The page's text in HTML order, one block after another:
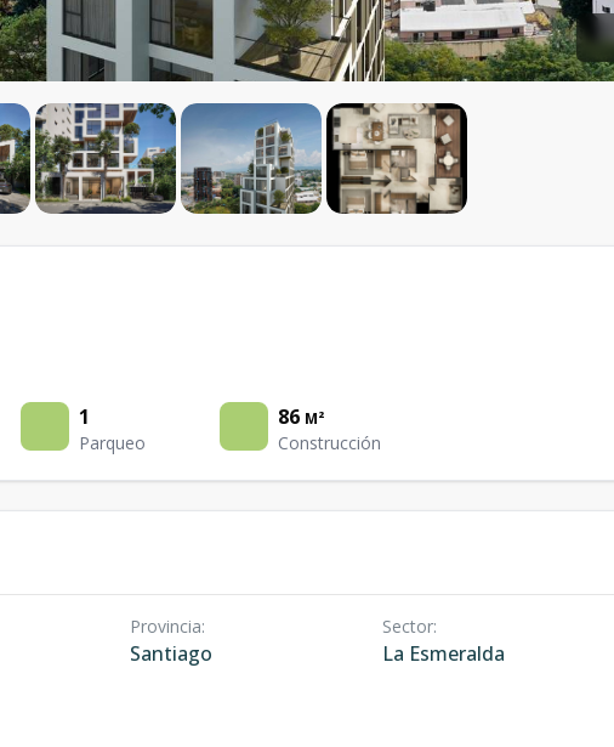
1
Parqueo
86 M²
Construcción
Provincia:
Santiago
Sector:
La Esmeralda